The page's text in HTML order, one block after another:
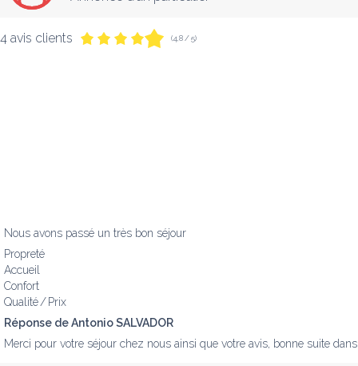
4 avis clients (4,8 / 5)
Nous avons passé un très bon séjour
Propreté
Accueil
Confort
Qualité / Prix
Réponse de Antonio SALVADOR
Merci pour votre séjour chez nous ainsi que votre avis, bonne suite